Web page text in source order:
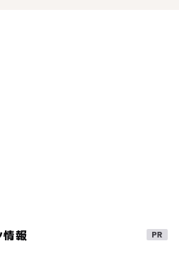
情報